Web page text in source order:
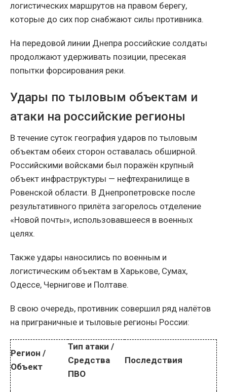
логистических маршрутов на правом берегу,
которые до сих пор снабжают силы противника.
На передовой линии Днепра российские солдаты
продолжают удерживать позиции, пресекая
попытки форсирования реки.
Удары по тыловым объектам и
атаки на российские регионы
В течение суток география ударов по тыловым
объектам обеих сторон оставалась обширной.
Российскими войсками был поражён крупный
объект инфраструктуры — нефтехранилище в
Ровенской области. В Днепропетровске после
результативного прилёта загорелось отделение
«Новой почты», использовавшееся в военных
целях.
Также удары наносились по военным и
логистическим объектам в Харькове, Сумах,
Одессе, Чернигове и Полтаве.
В свою очередь, противник совершил ряд налётов
на приграничные и тыловые регионы России:
Регион /
Объект
Тип атаки /
Средства
ПВО
Последствия